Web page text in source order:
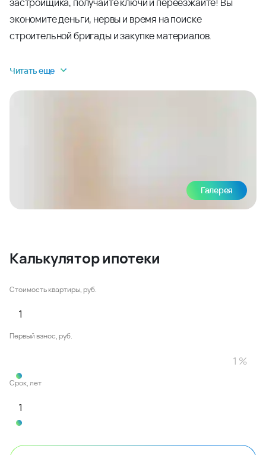
экономите деньги, нервы и время на поиске
строительной бригады и закупке материалов.
Читать еще
Галерея
Калькулятор ипотеки
Стоимость квартиры, руб.
Первый взнос, руб.
Срок, лет